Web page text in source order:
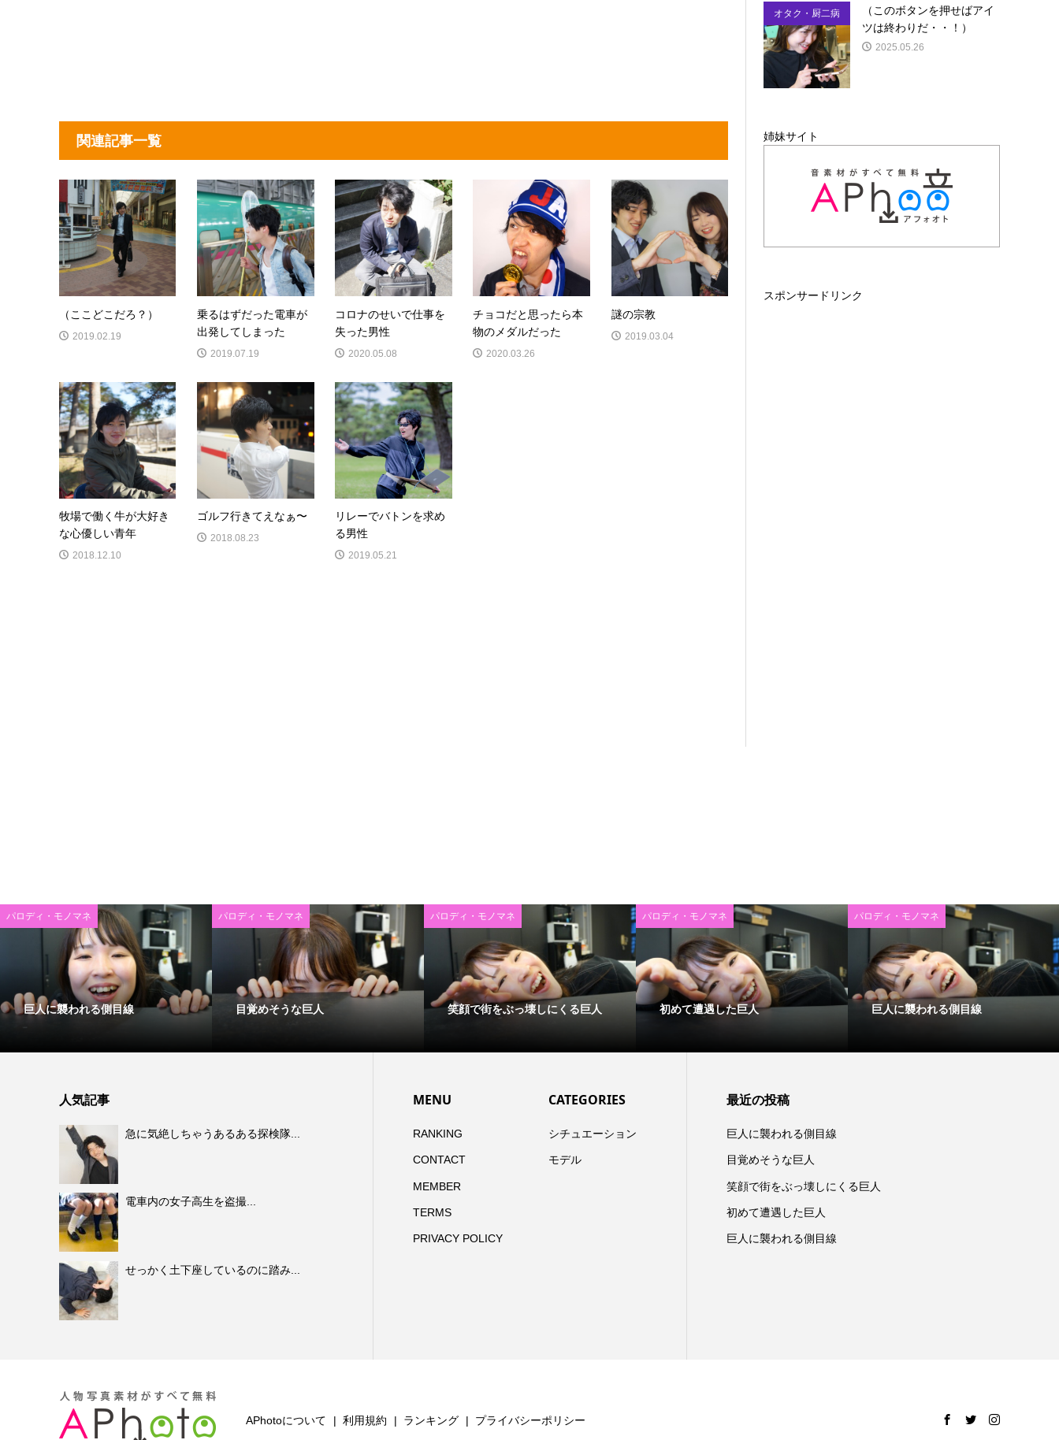
関連記事一覧
（ここどこだろ？）
2019.02.19
乗るはずだった電車が
出発してしまった
2019.07.19
コロナのせいで仕事を
失った男性
2020.05.08
チョコだと思ったら本
物のメダルだった
2020.03.26
謎の宗教
2019.03.04
牧場で働く牛が大好き
な心優しい青年
2018.12.10
ゴルフ行きてえなぁ〜
2018.08.23
リレーでバトンを求め
る男性
2019.05.21
オタク・厨二病
（このボタンを押せばアイ
ツは終わりだ・・！）
2025.05.26
姉妹サイト
スポンサードリンク
パロディ・モノマネ
巨人に襲われる側目線
パロディ・モノマネ
目覚めそうな巨人
パロディ・モノマネ
笑顔で街をぶっ壊しにくる巨人
パロディ・モノマネ
初めて遭遇した巨人
パロディ・モノマネ
巨人に襲われる側目線
人気記事
急に気絶しちゃうあるある探検隊...
電車内の女子高生を盗撮...
せっかく土下座しているのに踏み...
MENU
RANKING
CONTACT
MEMBER
TERMS
PRIVACY POLICY
CATEGORIES
シチュエーション
モデル
最近の投稿
巨人に襲われる側目線
目覚めそうな巨人
笑顔で街をぶっ壊しにくる巨人
初めて遭遇した巨人
巨人に襲われる側目線
APhotoについて 利用規約 ランキング プライバシーポリシー